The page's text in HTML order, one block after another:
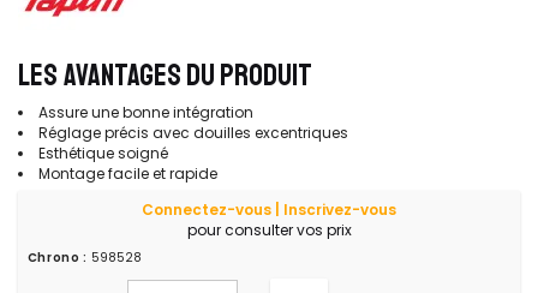
LES AVANTAGES DU PRODUIT
Assure une bonne intégration
Réglage précis avec douilles excentriques
Esthétique soigné
Montage facile et rapide
Connectez-vous | Inscrivez-vous
pour consulter vos prix
Chrono : 598528